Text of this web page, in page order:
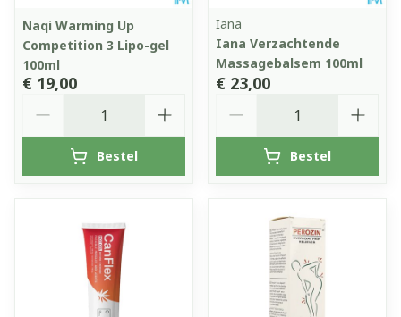
Naqi Warming Up
Competition 3 Lipo-gel
100ml
€ 19,00
Bestel
Iana
Iana Verzachtende
Massagebalsem 100ml
€ 23,00
Bestel